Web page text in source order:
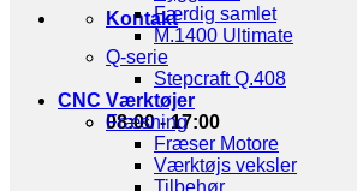
Kontakt
08:00 - 17:00
Færdig samlet
M.1400 Ultimate
Q-serie
Stepcraft Q.408
CNC Værktøjer
Fræsning
Fræser Motore
Værktøjs veksler
Tilbehør